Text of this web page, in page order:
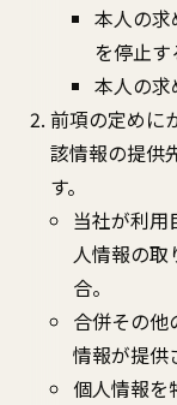
本人の
を停止す
本人の求
前項の定めに
該情報の提供
す。
当社が利用
人情報の
合。
合併その他
情報が提供
個人情報を